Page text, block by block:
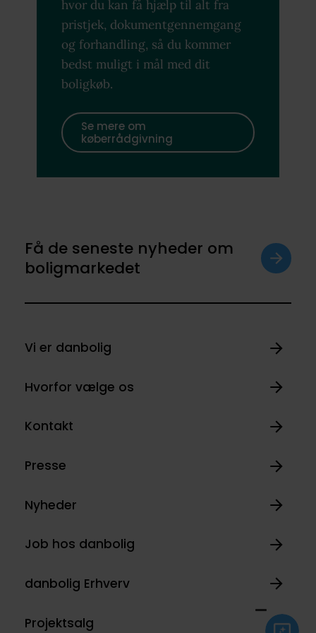
hvor du kan få hjælp til alt fra
pristjek, dokumentgennemgang
og forhandling, så du kommer
bedst muligt i mål med dit
boligkøb.
Se mere om
køberrådgivning
Få de seneste nyheder om
boligmarkedet
Vi er danbolig
Hvorfor vælge os
Kontakt
Presse
Nyheder
Job hos danbolig
danbolig Erhverv
Projektsalg